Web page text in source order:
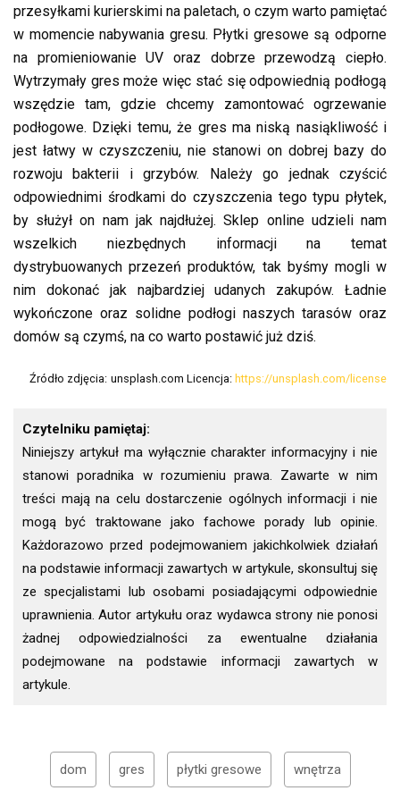
przesyłkami kurierskimi na paletach, o czym warto pamiętać
w momencie nabywania gresu. Płytki gresowe są odporne
na promieniowanie UV oraz dobrze przewodzą ciepło.
Wytrzymały gres może więc stać się odpowiednią podłogą
wszędzie tam, gdzie chcemy zamontować ogrzewanie
podłogowe. Dzięki temu, że gres ma niską nasiąkliwość i
jest łatwy w czyszczeniu, nie stanowi on dobrej bazy do
rozwoju bakterii i grzybów. Należy go jednak czyścić
odpowiednimi środkami do czyszczenia tego typu płytek,
by służył on nam jak najdłużej. Sklep online udzieli nam
wszelkich niezbędnych informacji na temat
dystrybuowanych przezeń produktów, tak byśmy mogli w
nim dokonać jak najbardziej udanych zakupów. Ładnie
wykończone oraz solidne podłogi naszych tarasów oraz
domów są czymś, na co warto postawić już dziś.
Źródło zdjęcia: unsplash.com Licencja: https://unsplash.com/license
Czytelniku pamiętaj:
Niniejszy artykuł ma wyłącznie charakter informacyjny i nie
stanowi poradnika w rozumieniu prawa. Zawarte w nim
treści mają na celu dostarczenie ogólnych informacji i nie
mogą być traktowane jako fachowe porady lub opinie.
Każdorazowo przed podejmowaniem jakichkolwiek działań
na podstawie informacji zawartych w artykule, skonsultuj się
ze specjalistami lub osobami posiadającymi odpowiednie
uprawnienia. Autor artykułu oraz wydawca strony nie ponosi
żadnej odpowiedzialności za ewentualne działania
podejmowane na podstawie informacji zawartych w
artykule.
dom gres płytki gresowe wnętrza